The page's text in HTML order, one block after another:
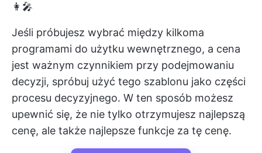
👩‍🎤
Jeśli próbujesz wybrać między kilkoma
programami do użytku wewnętrznego, a cena
jest ważnym czynnikiem przy podejmowaniu
decyzji, spróbuj użyć tego szablonu jako części
procesu decyzyjnego. W ten sposób możesz
upewnić się, że nie tylko otrzymujesz najlepszą
cenę, ale także najlepsze funkcje za tę cenę.